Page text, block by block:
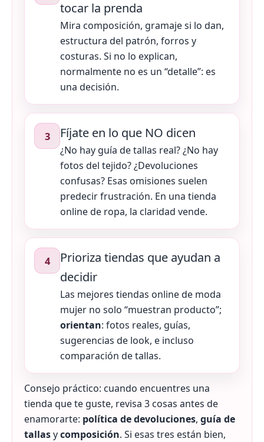
tocar la prenda
Mira composición, gramaje si lo dan,
estructura del patrón, forros y
costuras. Si no lo explican,
normalmente no es un “detalle”: es
una decisión.
3 Fíjate en lo que NO dicen
¿No hay guía de tallas real? ¿No hay
fotos del tejido? ¿Devoluciones
confusas? Esas omisiones suelen
predecir frustración. En una tienda
online de ropa, la claridad vende.
4
Prioriza tiendas que ayudan a
decidir
Las mejores tiendas online de moda
mujer no solo “muestran producto”;
orientan: fotos reales, guías,
sugerencias de look, e incluso
comparación de tallas.
Consejo práctico: cuando encuentres una
tienda que te guste, revisa 3 cosas antes de
enamorarte: política de devoluciones, guía de
tallasycomposición. Si esas tres están bien,